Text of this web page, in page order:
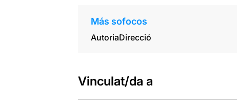
Más sofocos
AutoriaDirecció
Vinculat/da a